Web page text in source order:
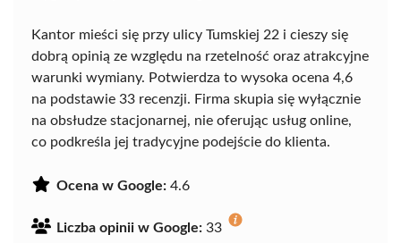
Kantor mieści się przy ulicy Tumskiej 22 i cieszy się
dobrą opinią ze względu na rzetelność oraz atrakcyjne
warunki wymiany. Potwierdza to wysoka ocena 4,6
na podstawie 33 recenzji. Firma skupia się wyłącznie
na obsłudze stacjonarnej, nie oferując usług online,
co podkreśla jej tradycyjne podejście do klienta.
Ocena w Google: 4.6
Liczba opinii w Google: 33